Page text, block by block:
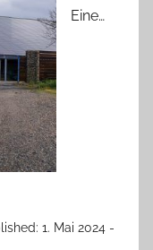
Eine…
1. Mai 2024 -